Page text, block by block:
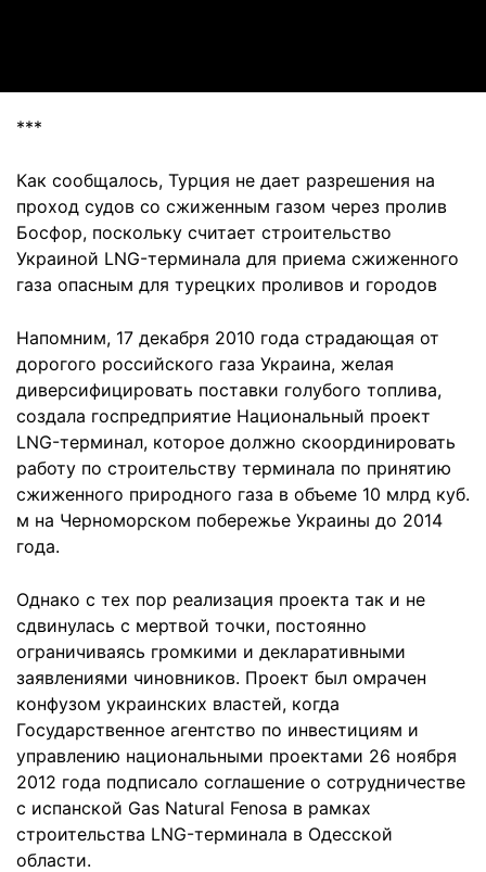
***
Как сообщалось, Турция не дает разрешения на
проход судов со сжиженным газом через пролив
Босфор, поскольку считает строительство
Украиной LNG-терминала для приема сжиженного
газа опасным для турецких проливов и городов
Напомним, 17 декабря 2010 года страдающая от
дорогого российского газа Украина, желая
диверсифицировать поставки голубого топлива,
создала госпредприятие Национальный проект
LNG-терминал, которое должно скоординировать
работу по строительству терминала по принятию
сжиженного природного газа в объеме 10 млрд куб.
м на Черноморском побережье Украины до 2014
года.
Однако с тех пор реализация проекта так и не
сдвинулась с мертвой точки, постоянно
ограничиваясь громкими и декларативными
заявлениями чиновников. Проект был омрачен
конфузом украинских властей, когда
Государственное агентство по инвестициям и
управлению национальными проектами 26 ноября
2012 года подписало соглашение о сотрудничестве
с испанской Gas Natural Fenosa в рамках
строительства LNG-терминала в Одесской
области.